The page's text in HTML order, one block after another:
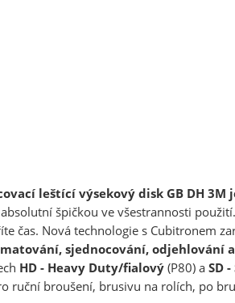
leštící výsekový disk GB DH 3M
špičkou ve všestrannosti použití.
čas. Nová technologie s Cubitronem
sjednocování,
HD - Heavy Duty/fialový(P80) aSD
ruční broušení, brusivu na rolích, po